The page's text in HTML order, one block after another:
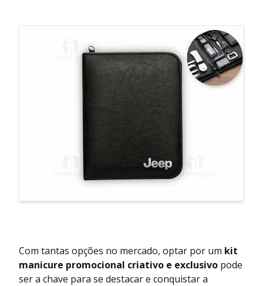
Com tantas opções no mercado, optar por um kit
manicure promocional criativo e exclusivo pode
ser a chave para se destacar e conquistar a